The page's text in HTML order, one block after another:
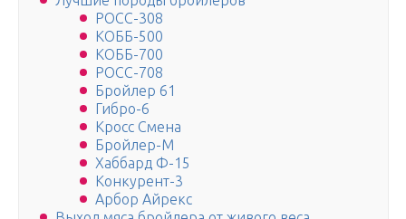
РОСС-308
КОББ-500
КОББ-700
РОСС-708
Бройлер 61
Гибро-6
Кросс Смена
Бройлер-М
Хаббард Ф-15
Конкурент-3
Арбор Айрекс